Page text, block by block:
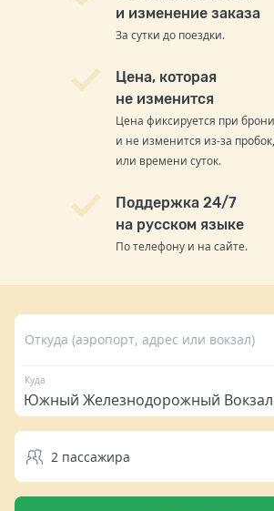
и изменение заказа
За сутки до поездки.
Цена, которая
не изменится
Цена фиксируется при
и не изменится из-за
или времени суток.
Поддержка 24/7
на русском языке
По телефону и на сайте.
Откуда (аэропорт, адрес или вокзал)
Куда
2 пассажира